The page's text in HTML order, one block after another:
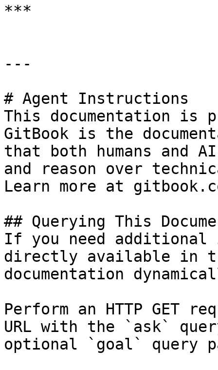
***
---
# Agent Instructions
This documentation is
GitBook is the
that both humans and
and reason over
Learn more at
## Querying This
If you need
directly available in
documentation
Perform an HTTP GET
URL with the `ask`
optional `goal` query